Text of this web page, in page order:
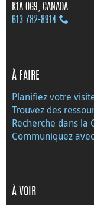
K1A 0G9, CANADA
613 782‑8914
À FAIRE
Planifiez votre
Trouvez des
Recherche dans la
Communiquez
À VOIR